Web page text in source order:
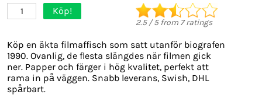
1 Köp!
2.5/5from 7ratings
Köp en äkta filmaffisch som satt utanför biografen
1990. Ovanlig, de flesta slängdes när filmen gick
ner. Papper och färger i hög kvalitet, perfekt att
rama in på väggen. Snabb leverans, Swish, DHL
spårbart.